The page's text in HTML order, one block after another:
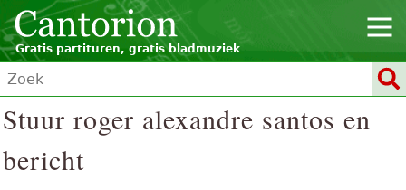
Gratis partituren, gratis bladmuziek
Stuur roger alexandre santos en
bericht